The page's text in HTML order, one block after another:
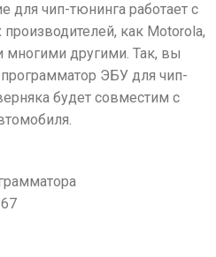
для чип-тюнинга работает с
как Motorola,
многими другими. Так, вы
ЭБУ для чип-
будет совместим с